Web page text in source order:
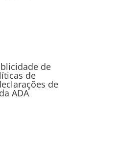
de
de
de
ADA